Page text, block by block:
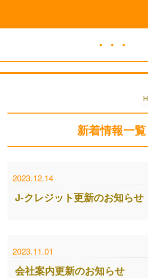
・・・
新着情報一覧
2023.12.14
J-クレジット更新のお知らせ
2023.11.01
会社案内更新のお知らせ